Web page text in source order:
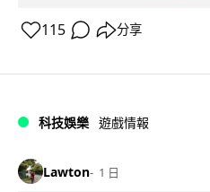
115 分享
科技娛樂 遊戲情報
Lawton 1 日